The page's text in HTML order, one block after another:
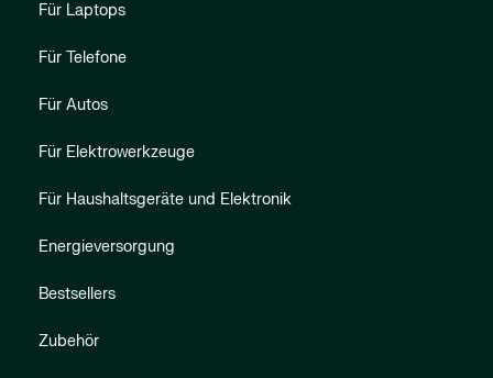
Für Laptops
Für Telefone
Für Autos
Für Elektrowerkzeuge
Für Haushaltsgeräte und Elektronik
Energieversorgung
Bestsellers
Zubehör